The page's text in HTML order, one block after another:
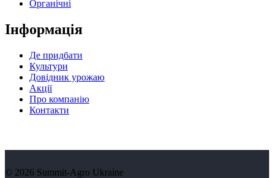
Органічні
Інформація
Де придбати
Культури
Довідник урожаю
Акції
Про компанію
Контакти
© 2026 Summit-Agro Ukraine